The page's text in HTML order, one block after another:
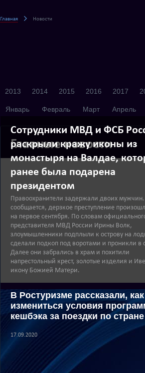
Главная Новости
2013 2014 2015 2016 2017
Январь Февраль Март Апрель
Главные новости
Сотрудники МВД и ФСБ
раскрыли кражу иконы из
монастыря на Валдае,
ранее была подарена
президентом
Правоохранители задержали двоих
сообщается, дерзкое преступление
на первое сентября. По словам
представителя МВД России Ирины Волк,
злоумышленники подплыли к острову на
сделали подкоп под воротами и проникли в
Далее они забрались в храм и похитили
напрестольный крест, золотые изделия и
икону Божией Матери.
В Ростуризме рассказали,
измениться условия
кешбэка за поездки по стране
17.09.2020